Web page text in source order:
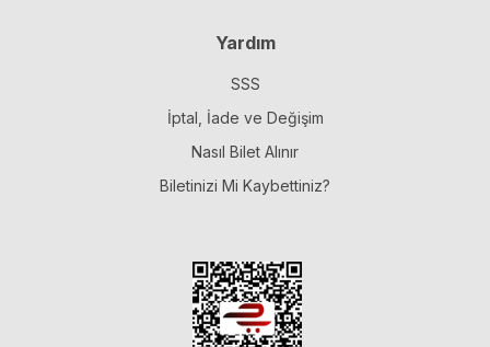
Yardım
SSS
İptal, İade ve Değişim
Nasıl Bilet Alınır
Biletinizi Mi Kaybettiniz?